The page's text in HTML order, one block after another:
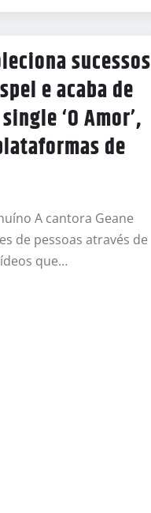
sucessos
e acaba de
‘O Amor’,
de
A cantora Geane
de pessoas através de
que…